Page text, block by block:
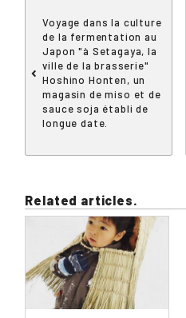
Voyage dans la culture
de la fermentation au
Japon "à Setagaya, la
ville de la brasserie"
Hoshino Honten, un
magasin de miso et de
sauce soja établi de
longue date.
Related articles.